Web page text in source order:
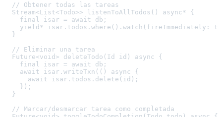
  // Obtener todas las tareas
  Stream<List<Todo>> listenToAllTodos() async* {
    final isar = await db;
yield* isar.todos.where().watch(fireImmediately:
  }
  // Eliminar una tarea
  Future<void> deleteTodo(Id id) async {
    final isar = await db;
    await isar.writeTxn(() async {
      await isar.todos.delete(id);
    });
  }
  // Marcar/desmarcar tarea como completada